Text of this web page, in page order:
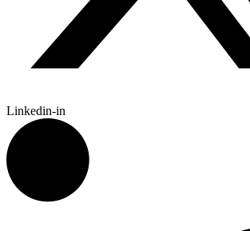
Linkedin-in